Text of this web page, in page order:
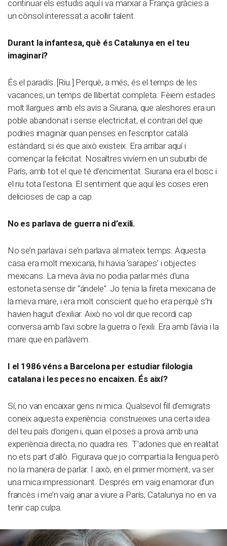
continuar els estudis aquí i va marxar a França gràcies a
un cònsol interessat a acollir talent.
Durant la infantesa, què és Catalunya en el teu
imaginari?
És el paradís. [Riu.] Perquè, a més, és el temps de les
vacances, un temps de llibertat completa. Fèiem estades
molt llargues amb els avis a Siurana, que aleshores era un
poble abandonat i sense electricitat, el contrari del que
podries imaginar quan penses en l’escriptor català
estàndard, si és que això existeix. Era arribar aquí i
començar la felicitat. Nosaltres vivíem en un suburbi de
París, amb tot el que té d’encimentat. Siurana era el bosc i
el riu tota l’estona. El sentiment que aquí les coses eren
delicioses de cap a cap.
No es parlava de guerra ni d’exili.
No se’n parlava i se’n parlava al mateix temps. Aquesta
casa era molt mexicana, hi havia ‘sarapes’ i objectes
mexicans. La meva àvia no podia parlar més d’una
estoneta sense dir “ándele”. Jo tenia la fireta mexicana de
la meva mare, i era molt conscient que ho era perquè s’hi
havien hagut d’exiliar. Això no vol dir que recordi cap
conversa amb l’avi sobre la guerra o l’exili. Era amb l’àvia i la
mare que en parlàvem.
I el 1986 véns a Barcelona per estudiar filologia
catalana i les peces no encaixen. És així?
Sí, no van encaixar gens ni mica. Qualsevol fill d’emigrats
coneix aquesta experiència: construeixes una certa idea
del teu país d’origen i, quan el poses a prova amb una
experiència directa, no quadra res. T’adones que en realitat
no ets part d’allò. Figurava que jo compartia la llengua però
no la manera de parlar. I això, en el primer moment, va ser
una mica impressionant. Després em vaig enamorar d’un
francès i me’n vaig anar a viure a París; Catalunya no en va
tenir cap culpa.